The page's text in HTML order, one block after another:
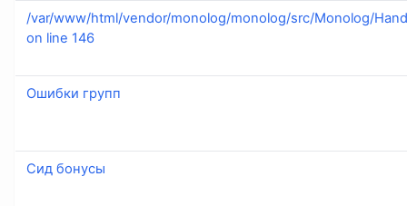
/var/www/html/vendor/monolog/monolog/src/Monolog/
on line 146
Ошибки групп
Сид бонусы